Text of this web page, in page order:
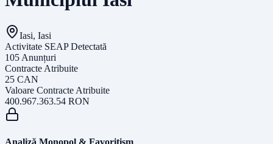
Iasi, Iasi
Activitate SEAP Detectată
105 Anunțuri
Contracte Atribuite
25 CAN
Valoare Contracte Atribuite
400.967.363.54 RON